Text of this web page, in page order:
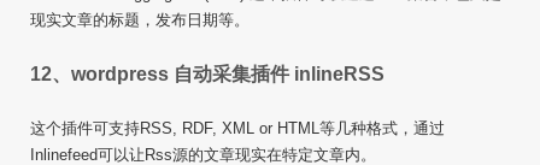
现实文章的标题，发布日期等。
12、wordpress 自动采集插件 inlineRSS
这个插件可支持RSS, RDF, XML or HTML等几种格式，通过
Inlinefeed可以让Rss源的文章现实在特定文章内。